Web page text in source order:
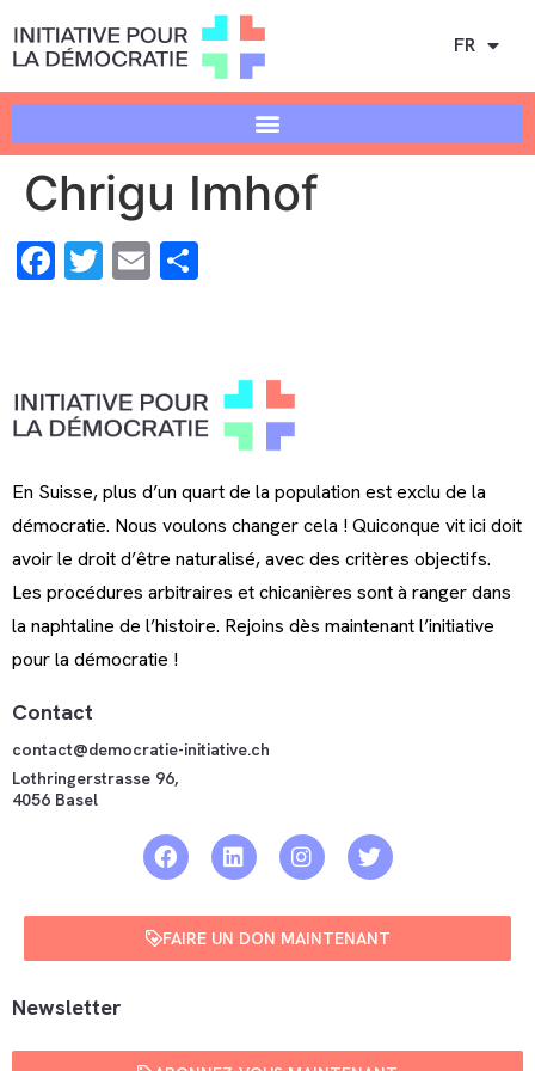
FR
Chrigu Imhof
Facebook
Twitter
Email
En Suisse, plus d’un quart de la population est exclu de la
démocratie. Nous voulons changer cela ! Quiconque vit ici doit
avoir le droit d’être naturalisé, avec des critères objectifs.
Les procédures arbitraires et chicanières sont à ranger dans
la naphtaline de l’histoire. Rejoins dès maintenant l’initiative
pour la démocratie !
Contact
contact@democratie-initiative.ch
Lothringerstrasse 96,
4056 Basel
FAIRE UN DON MAINTENANT
Newsletter